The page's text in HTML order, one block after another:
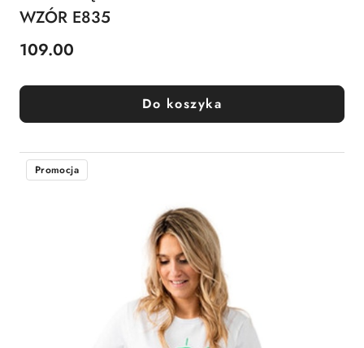
WZÓR E835
Cena:
109.00
Do koszyka
Promocja